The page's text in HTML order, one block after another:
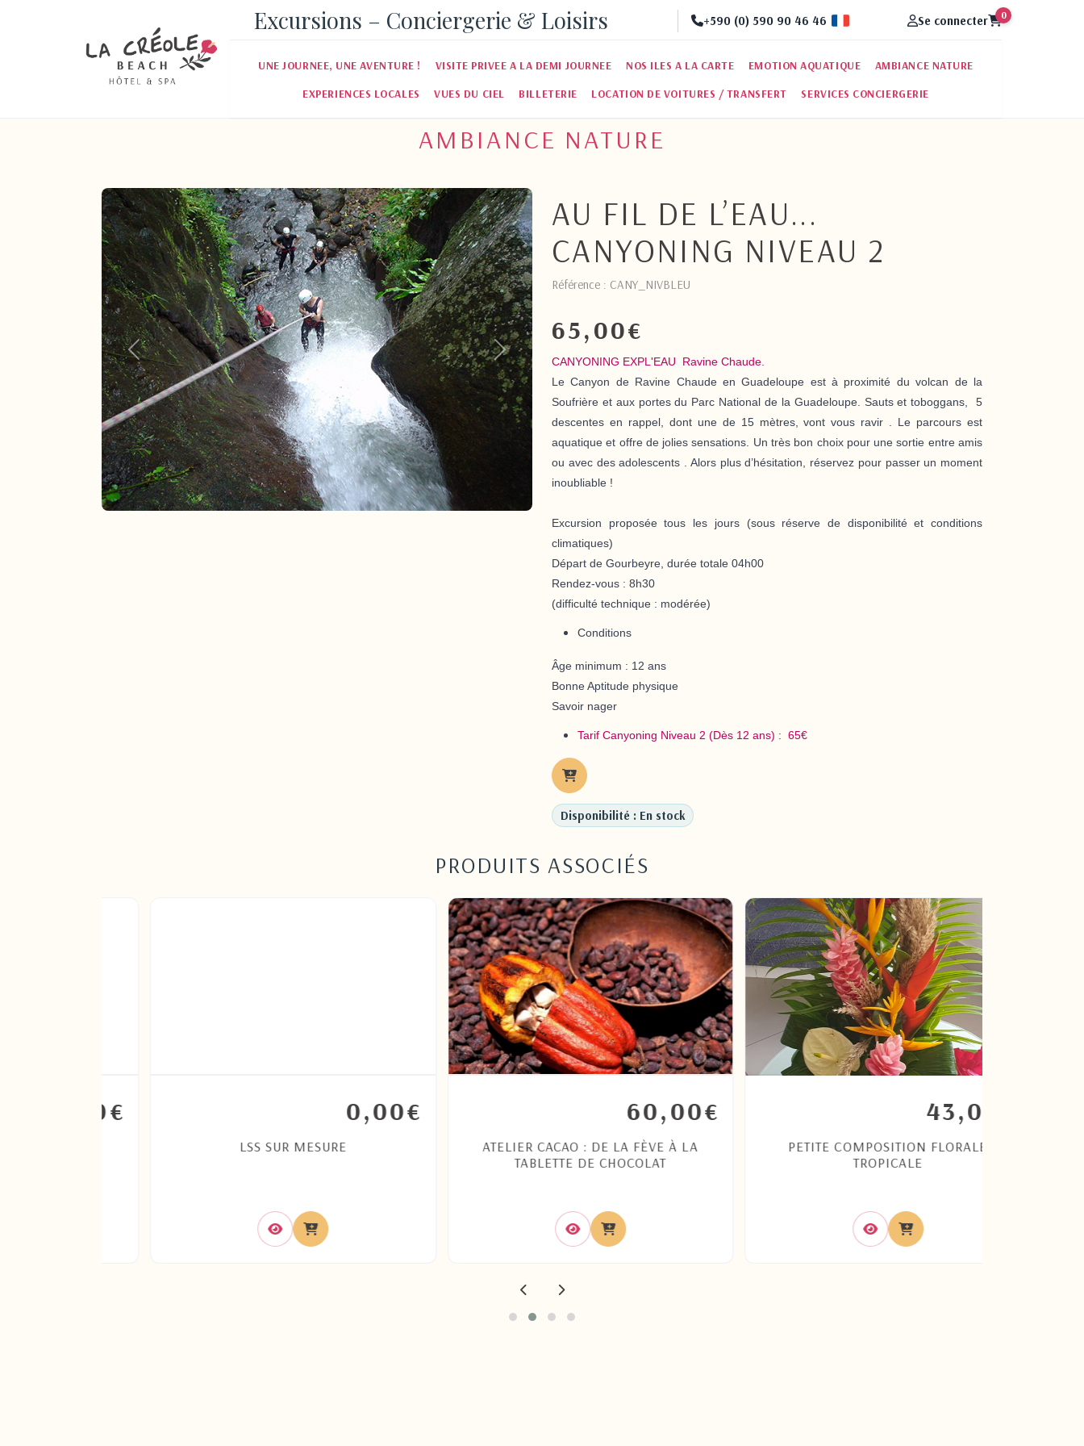
Excursions – Conciergerie & Loisirs +590 (0) 590 90 46 46 Se connecter 0
UNE JOURNEE, UNE AVENTURE ! VISITE PRIVEE A LA DEMI JOURNEE NOS ILES A LA CARTE EMOTION AQUATIQUE AMBIANCE NATURE
EXPERIENCES LOCALES VUES DU CIEL BILLETERIE LOCATION DE VOITURES / TRANSFERT SERVICES CONCIERGERIE
AMBIANCE NATURE
Pr�c�dent Suivant
AU FIL DE L’EAU...
CANYONING NIVEAU 2
Référence : CANY_NIVBLEU
65,00€
CANYONING EXPL'EAU Ravine Chaude.
Le Canyon de Ravine Chaude en Guadeloupe est à proximité du volcan de la
Soufrière et aux portes du Parc National de la Guadeloupe. Sauts et toboggans, 5
descentes en rappel, dont une de 15 mètres, vont vous ravir . Le parcours est
aquatique et offre de jolies sensations. Un très bon choix pour une sortie entre amis
ou avec des adolescents . Alors plus d’hésitation, réservez pour passer un moment
inoubliable !
Excursion proposée tous les jours(sous réserve de disponibilité et conditions
climatiques)
Départ de Gourbeyre, durée totale 04h00
Rendez-vous : 8h30
(difficulté technique : modérée)
Conditions
Âge minimum : 12 ans
Bonne Aptitude physique
Savoir nager
Tarif Canyoning Niveau 2 (Dès 12 ans) : 65€
Disponibilité : En stock
PRODUITS ASSOCIÉS
0,00€
LSS SUR MESURE
60,00€
ATELIER CACAO : DE LA FÈVE À LA
TABLETTE DE CHOCOLAT
43,00€
PETITE COMPOSITION FLORALE
TROPICALE